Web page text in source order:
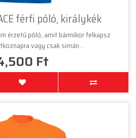
férfi póló, királykék
érzetű póló, amit bármikor felkapsz
vagy csak simán ..
Ft